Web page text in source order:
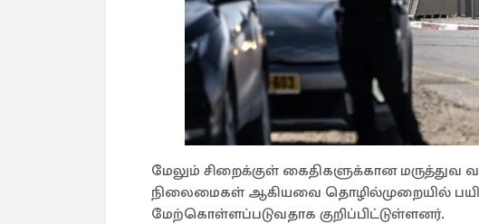
மேலும் சிறைக்குள் கைதிகளுக்கான மருத்துவ
நிலைமைகள் ஆகியவை தொழில்முறையில்
மேற்கொள்ளப்படுவதாக குறிப்பிட்டுள்ளனர்.